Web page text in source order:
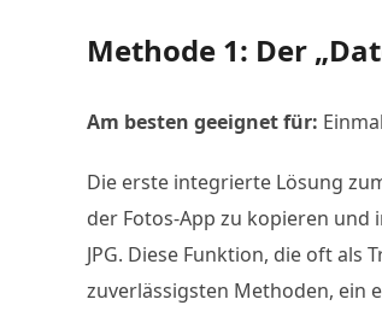
Methode 1: Der
Am besten geeignet für:
Die erste integrierte Lösung
der Fotos-App zu kopieren und
JPG. Diese Funktion, die oft als
zuverlässigsten Methoden, ein